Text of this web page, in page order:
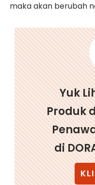
maka akan berubah
Yuk
Produk
di